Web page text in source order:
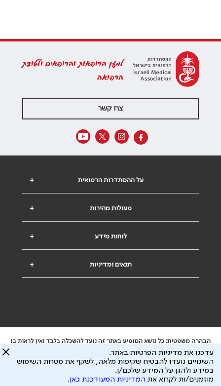
למען הרופאות והרופאים ולטובת
הרפואה
צרו קשר
+ על ההסתדרות הרפואית
+ פעולות מהירות
+ לוחות מידע
+ תנאים ומדיניות
הבהרה משפטית: כל נושא המופיע באתר זה נועד להשכלה בלבד ואין לראות בו
ייעוץ רפואי או משפטי. אין הר"י אחראית לתוכן המתפרסם באתר זה ולכל נזק
שעלול להיגרם.
ידוע לי שהר"י אוספת ושומרת מידע אישי לצורך מתן השרות וכי חלק ממנו עשוי
להיות מועבר לצדדים שלישיים, הכל בכפוף למדיניות הפרטיות
עדכנו את מדיניות הפרטיות באתר.
השינויים נועדו להבטיח שקיפות מלאה, לשקף את מטרות השימוש
במידע ולהגן על המידע שלכם/ן.
מוזמנים/ות לקרוא את המדיניות המעודכנת כאן.